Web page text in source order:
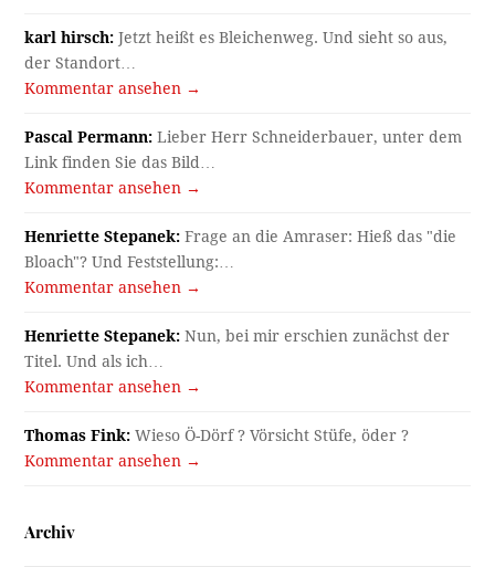
karl hirsch: Jetzt heißt es Bleichenweg. Und sieht so aus,
der Standort…
Kommentar ansehen →
Pascal Permann: Lieber Herr Schneiderbauer, unter dem
Link finden Sie das Bild…
Kommentar ansehen →
Henriette Stepanek: Frage an die Amraser: Hieß das "die
Bloach"? Und Feststellung:…
Kommentar ansehen →
Henriette Stepanek: Nun, bei mir erschien zunächst der
Titel. Und als ich…
Kommentar ansehen →
Thomas Fink: Wieso Ö-Dörf ? Vörsicht Stüfe, öder ?
Kommentar ansehen →
Archiv